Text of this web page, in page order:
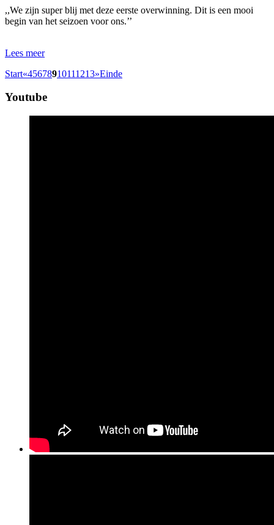
,,We zijn super blij met deze eerste overwinning. Dit is een mooi
begin van het seizoen voor ons.’’
Lees meer
Start«45678910111213»Einde
Youtube